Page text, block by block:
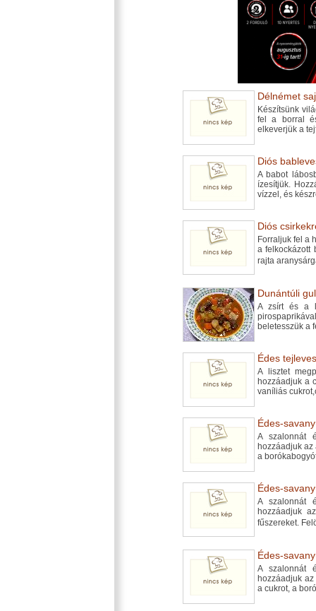
Délnémet
Készítsünk
fel a borral
elkeverjük a
Diós
A babot
ízesítjük.
vízzel, és
Diós
Forraljuk fel a
a felkockázott
rajta
Dunántúli
A zsírt és a
beletesszük a
Édes
A lisztet
hozzáadjuk a
vaníliás
Édes-
A szalonnát
hozzáadjuk az
a
Édes-
A szalonnát
hozzáadjuk
fűszereket.
Édes-
A szalonnát
hozzáadjuk
a cukrot, a